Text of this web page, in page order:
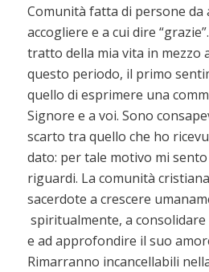
Comunità fatta di persone da
accogliere e a cui dire
tratto della mia vita in mezzo
questo periodo, il primo
quello di esprimere una
Signore e a voi. Sono
scarto tra quello che ho
dato: per tale motivo mi
riguardi. La comunità
sacerdote a crescere
spiritualmente, a
e ad approfondire il suo
Rimarranno incancellabili